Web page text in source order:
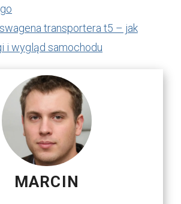
transportera t5 – jak
i wygląd samochodu
MARCIN